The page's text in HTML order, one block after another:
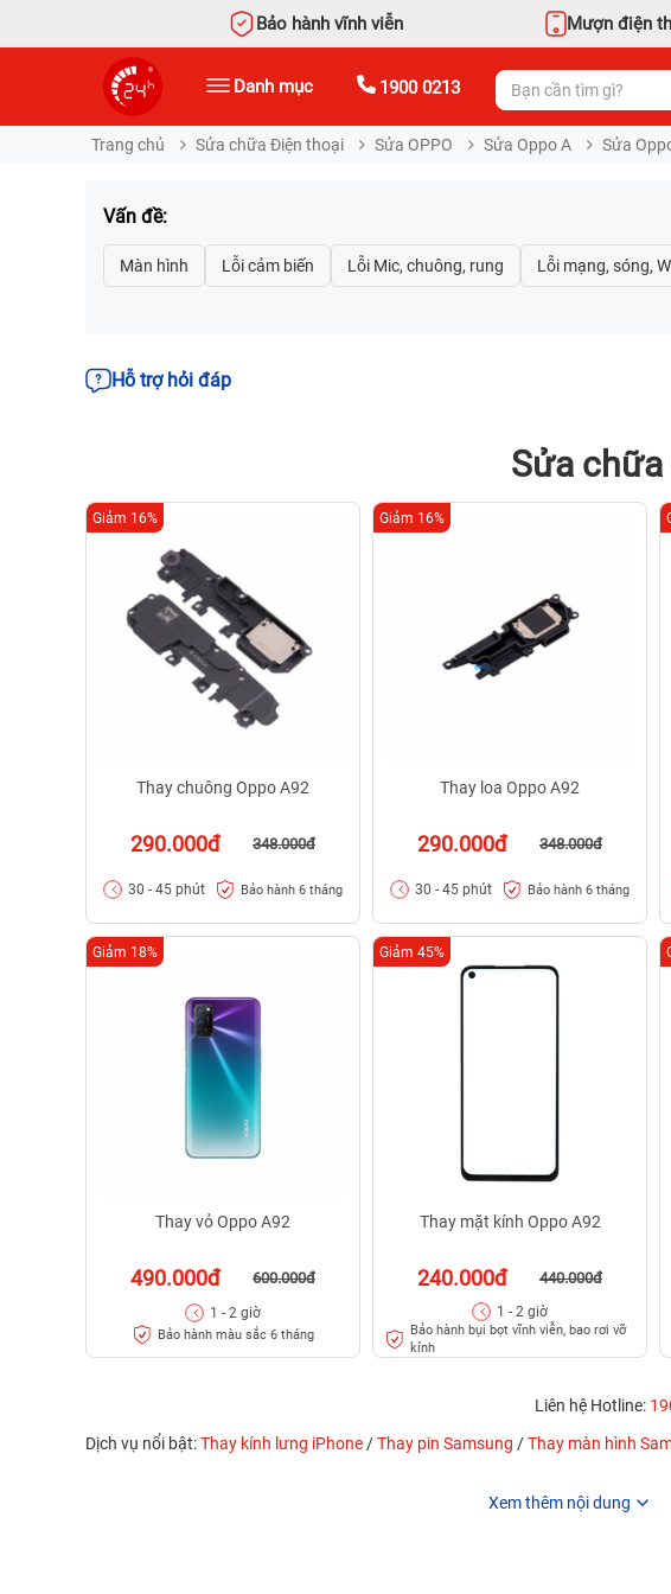
Bảo hành vĩnh viễn Mượn điện
Danh mục 1900 0213
Trang chủ Sửa chữa Điện thoại Sửa OPPO Sửa Oppo A Sửa
Vấn đề:
Hỗ trợ hỏi đáp
Sửa chữa
Thay chuông Oppo A92
290.000đ 348.000đ
Giảm 16%
30 - 45 phút Bảo hành 6 tháng
Thay loa Oppo A92
290.000đ 348.000đ
Giảm 16%
30 - 45 phút Bảo hành 6 tháng
Thay vỏ Oppo A92
490.000đ 600.000đ
Giảm 18%
1 - 2 giờ
Bảo hành màu sắc 6 tháng
Thay mặt kính Oppo A92
240.000đ 440.000đ
Giảm 45%
1 - 2 giờ
Bảo hành bụi bọt vĩnh viễn, bao rơi vỡ
kính
Liên hệ Hotline:
Dịch vụ nổi bật:Thay kính lưng iPhone /Thay pin Samsung /Thay màn hình
Xem thêm nội dung